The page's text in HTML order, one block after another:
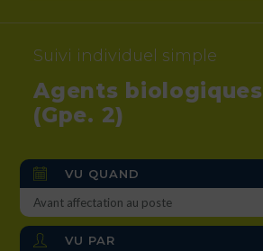
Suivi individuel simple
Agents biologiques
(Gpe. 2)
VU QUAND
Avant affectation au poste
VU PAR